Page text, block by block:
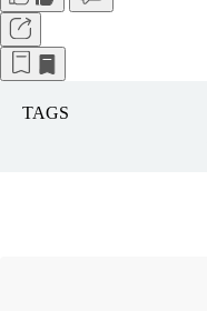
TAGS